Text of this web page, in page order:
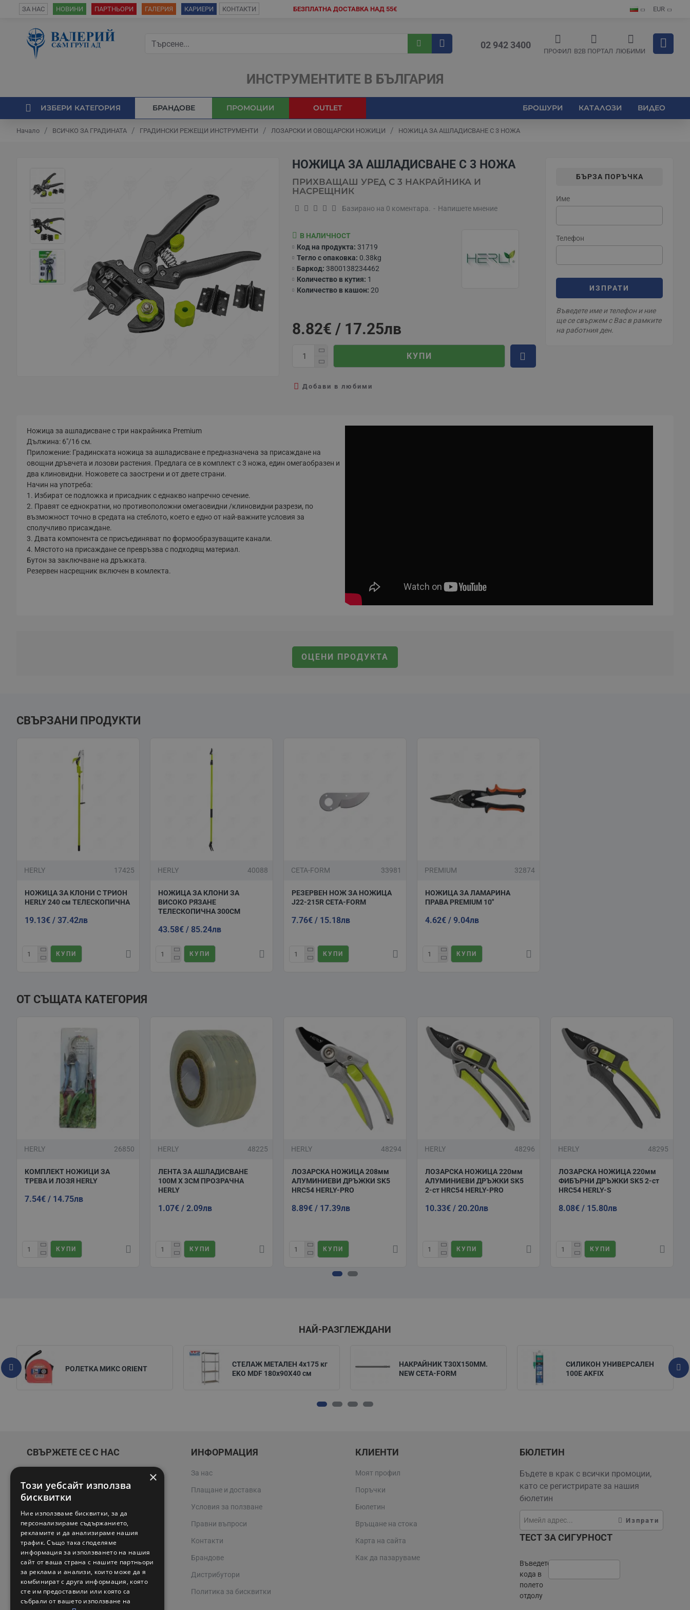
ЗА НАС НОВИНИ ПАРТНЬОРИ ГАЛЕРИЯ КАРИЕРИ КОНТАКТИ БЕЗПЛАТНА ДОСТАВКА НАД 55€ EUR
02 942 3400
ПРОФИЛ B2B ПОРТАЛ ЛЮБИМИ
ИНСТРУМЕНТИТЕ В БЪЛГАРИЯ
ИЗБЕРИ КАТЕГОРИЯ БРАНДОВЕ ПРОМОЦИИ OUTLET БРОШУРИ КАТАЛОЗИ ВИДЕО
Начало ВСИЧКО ЗА ГРАДИНАТА ГРАДИНСКИ РЕЖЕЩИ ИНСТРУМЕНТИ ЛОЗАРСКИ И ОВОЩАРСКИ НОЖИЦИ НОЖИЦА ЗА АШЛАДИСВАНЕ С 3 НОЖА
НОЖИЦА ЗА АШЛАДИСВАНЕ С 3 НОЖА
ПРИХВАЩАШ УРЕД С 3 НАКРАЙНИКА И
НАСРЕЩНИК
В НАЛИЧНОСТ
Код на продукта: 31719
Тегло с опаковка: 0.38kg
Баркод: 3800138234462
Количество в кашон: 20
Количество в кутия: 1
Базирано на 0 коментара. - Напишете мнение
8.82€ / 17.25лв
КУПИ
Добави в любими
БЪРЗА ПОРЪЧКА
Име
Телефон
ИЗПРАТИ
Въведете име и телефон и ние
ще се свържем с Вас в рамките
на работния ден.
ОЦЕНИ ПРОДУКТА
Ножица за ашладисване с три накрайника Premium
Дължина: 6"/16 см.
Приложение: Градинската ножица за ашладисване е предназначена за присаждане на
овощни дръвчета и лозови растения. Предлага се в комплект с 3 ножа, един омегаобразен и
два клиновидни. Ножовете са заострени и от двете страни.
Начин на употреба:
1. Избират се подложка и присадник с еднакво напречно сечение.
2. Правят се еднократни, но противоположни омегаовидни /клиновидни разрези, по
възможност точно в средата на стеблото, което е едно от най-важните условия за
сполучливо присаждане.
3. Двата компонента се присъединяват по формообразуващите канали.
4. Мястото на присаждане се превръзва с подходящ материал.
Бутон за заключване на дръжката.
Резервен насрещник включен в комлекта.
СВЪРЗАНИ ПРОДУКТИ
HERLY 17425
НОЖИЦА ЗА КЛОНИ С ТРИОН
HERLY 240 см ТЕЛЕСКОПИЧНА
19.13€ / 37.42лв
КУПИ
HERLY 40088
НОЖИЦА ЗА КЛОНИ ЗА
ВИСОКО РЯЗАНЕ
ТЕЛЕСКОПИЧНА 300СМ
43.58€ / 85.24лв
КУПИ
CETA-FORM 33981
РЕЗЕРВЕН НОЖ ЗА НОЖИЦА
J22-215R CETA-FORM
7.76€ / 15.18лв
КУПИ
PREMIUM 32874
НОЖИЦА ЗА ЛАМАРИНА
ПРАВА PREMIUM 10"
4.62€ / 9.04лв
КУПИ
ОТ СЪЩАТА КАТЕГОРИЯ
HERLY 26850
КОМПЛЕКТ НОЖИЦИ ЗА
ТРЕВА И ЛОЗЯ HERLY
7.54€ / 14.75лв
КУПИ
HERLY 48225
ЛЕНТА ЗА АШЛАДИСВАНЕ
100М Х 3СМ ПРОЗРАЧНА
HERLY
1.07€ / 2.09лв
КУПИ
HERLY 48294
ЛОЗАРСКА НОЖИЦА 208мм
АЛУМИНИЕВИ ДРЪЖКИ SK5
HRC54 HERLY-PRO
8.89€ / 17.39лв
КУПИ
HERLY 48296
ЛОЗАРСКА НОЖИЦА 220мм
АЛУМИНИЕВИ ДРЪЖКИ SK5
2-ст HRC54 HERLY-PRO
10.33€ / 20.20лв
КУПИ
HERLY 48295
ЛОЗАРСКА НОЖИЦА 220мм
ФИБЪРНИ ДРЪЖКИ SK5 2-ст
HRC54 HERLY-S
8.08€ / 15.80лв
КУПИ
НАЙ-РАЗГЛЕЖДАНИ
РОЛЕТКА МИКС ORIENT
СТЕЛАЖ МЕТАЛЕН 4х175 кг
EKO MDF 180х90X40 см
НАКРАЙНИК T30X150ММ.
NEW CETA-FORM
СИЛИКОН УНИВЕРСАЛЕН
100Е AKFIX
СВЪРЖЕТЕ СЕ С НАС
online@valerii.com
Магазин Профел Варна
Сервизи
Работно време 08:00 - 17:00
ИНФОРМАЦИЯ
За нас
Плащане и доставка
Условия за ползване
Правни въпроси
Контакти
Брандове
Дистрибутори
Политика за бисквитки
КЛИЕНТИ
Моят профил
Поръчки
Бюлетин
Връщане на стока
Карта на сайта
Как да пазаруваме
БЮЛЕТИН
Бъдете в крак с всички промоции,
като се регистрирате за нашия
бюлетин
Изпрати
ТЕСТ ЗА СИГУРНОСТ
Въведете
кода в
полето
отдолу
×
Този уебсайт използва
бисквитки
Ние използваме бисквитки, за да
персонализираме съдържанието,
рекламите и да анализираме нашия
трафик. Също така споделяме
информация за използването на нашия
сайт от ваша страна с нашите партньори
за реклама и анализи, които може да я
комбинират с друга информация, която
сте им предоставили или която са
събрали от вашето използване на